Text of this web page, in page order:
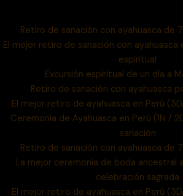
Retiro de sanación con ayahuasca de
El mejor retiro de sanación con ayahuasca
espiritual
Excursión espiritual de un día a
Retiro de sanación con ayahuasca
El mejor retiro de ayahuasca en Perú
Ceremonia de Ayahuasca en Perú (1N /
sanación
Retiro de sanación con ayahuasca de
La mejor ceremonia de boda ancestral
celebración sagrada
El mejor retiro de ayahuasca en Perú